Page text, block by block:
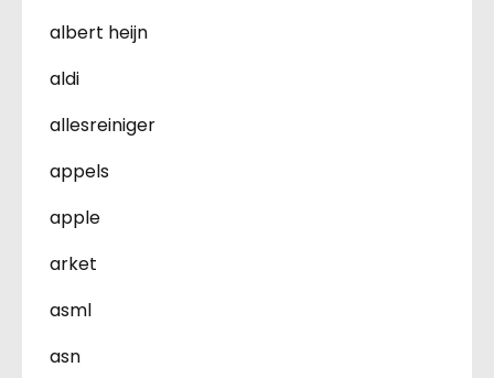
albert heijn
aldi
allesreiniger
appels
apple
arket
asml
asn